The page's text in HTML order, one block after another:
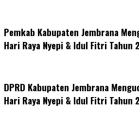
Pemkab Kabupaten Jembrana
Hari Raya Nyepi & Idul Fitri Tahun
DPRD Kabupaten Jembrana
Hari Raya Nyepi & Idul Fitri Tahun